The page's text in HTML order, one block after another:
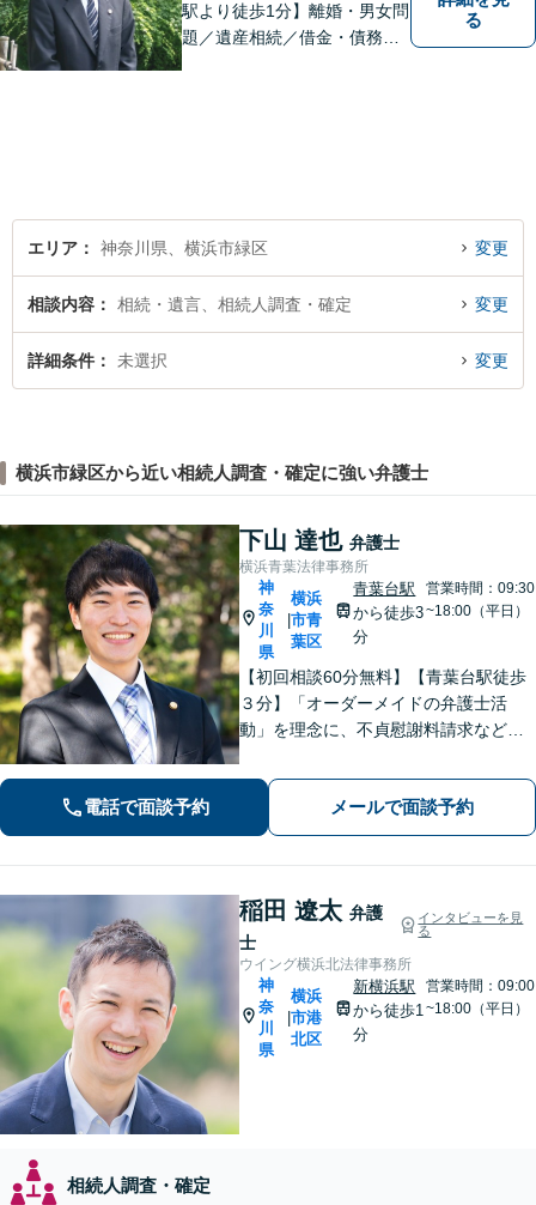
駅より徒歩1分】離婚・男女問
題／遺産相続／借金・債務整
る
エリア 神奈川県、横浜市緑区 変更
相談内容 相続・遺言、相続人調査・確定 変更
詳細条件 未選択 変更
横浜市緑区から近い相続人調査・確定に強い弁護士
下山 達也 弁護士
横浜青葉法律事務所
神
奈
川
県
|
横浜
市青
葉区
青葉台駅
から徒歩3
分
営業時間：09:30
~18:00（平日）
【初回相談60分無料】【青葉台駅徒歩
３分】「オーダーメイドの弁護士活
動」を理念に、不貞慰謝料請求などの
まざまな悩みに寄り添います！一人ひ
とりに最適な解決策をご提案。借金・
債務整理は何度でも相談無料【夜間・
土日相談可】
電話で面談予約 メールで面談予約
稲田 遼太 弁護
士
インタビューを見
る
ウイング横浜北法律事務所
神
奈
川
県
|
横浜
市港
北区
新横浜駅
から徒歩1
分
営業時間：09:00
~18:00（平日）
相続人調査・確定